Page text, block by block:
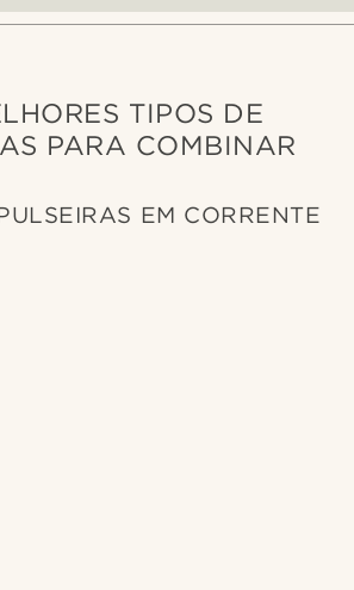
TIPOS DE
PARA COMBINAR
EM CORRENTE